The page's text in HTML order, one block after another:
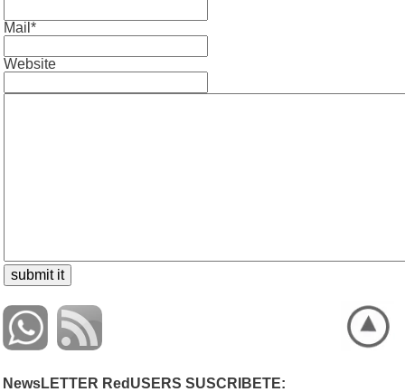
Mail*
Website
NewsLETTER RedUSERS SUSCRIBETE: